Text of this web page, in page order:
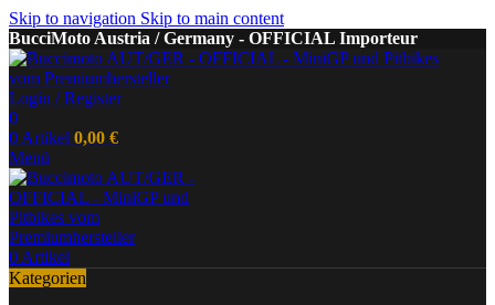
Skip to navigation Skip to main content
BucciMoto Austria / Germany - OFFICIAL Importeur
Login / Register
0
0 Artikel 0,00 €
Menü
0 Artikel
Kategorien